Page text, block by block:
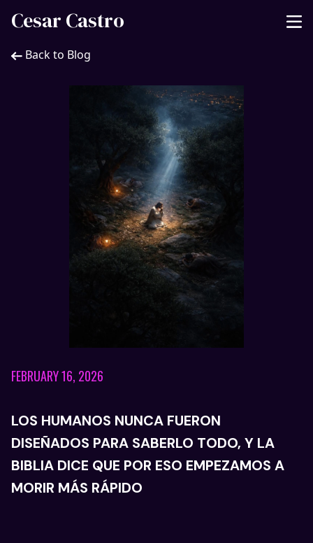
Cesar Castro
Back to Blog
FEBRUARY 16, 2026
LOS HUMANOS NUNCA FUERON
DISEÑADOS PARA SABERLO TODO, Y LA
BIBLIA DICE QUE POR ESO EMPEZAMOS A
MORIR MÁS RÁPIDO